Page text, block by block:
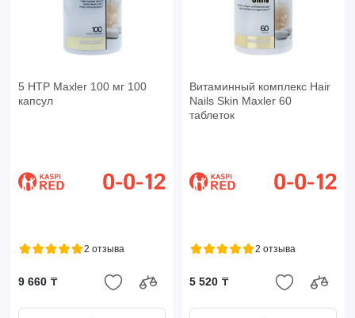
5 HTP Maxler 100 мг 100
капсул
2 отзыва
9 660 ₸
Витаминный комплекс Hair
Nails Skin Maxler 60
таблеток
2 отзыва
5 520 ₸